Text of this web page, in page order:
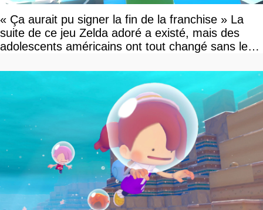
« Ça aurait pu signer la fin de la franchise » La
suite de ce jeu Zelda adoré a existé, mais des
adolescents américains ont tout changé sans le